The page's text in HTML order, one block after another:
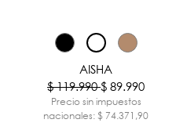
-25%
AISHA
$ 119.990$ 89.990
Precio sin impuestos
nacionales: $ 74.371,90